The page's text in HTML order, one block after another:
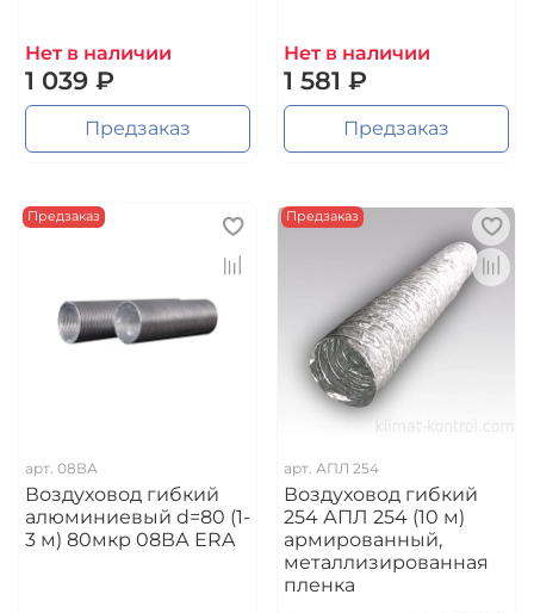
Нет в наличии
1 039 ₽
Предзаказ
Нет в наличии
1 581 ₽
Предзаказ
Предзаказ
арт. 08ВА
Воздуховод гибкий
алюминиевый d=80 (1-
3 м) 80мкр 08ВА ERA
Предзаказ
арт. АПЛ 254
Воздуховод гибкий
254 АПЛ 254 (10 м)
армированный,
металлизированная
пленка